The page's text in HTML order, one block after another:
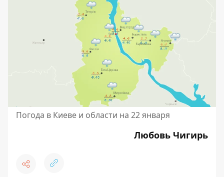
Погода в Киеве и области на 22 января
Любовь Чигирь